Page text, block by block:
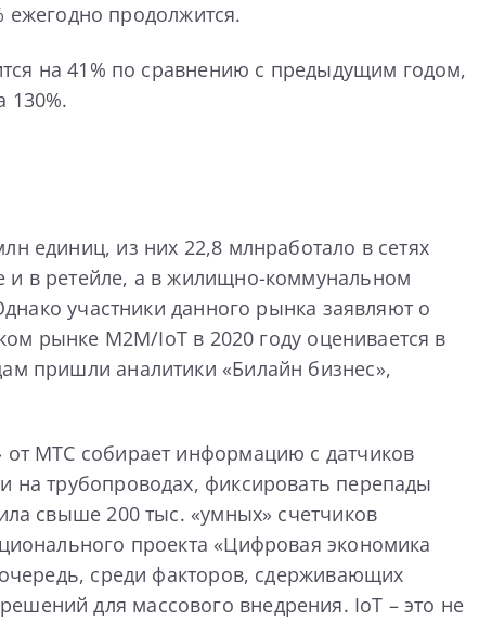
ежегодно продолжится.
на 41% по сравнению с предыдущим годом,
130%.
единиц, из них 22,8 млнработало в сетях
и в ретейле, а в жилищно-коммунальном
участники данного рынка заявляют о
рынке M2M/IoT в 2020 году оценивается в
пришли аналитики «Билайн бизнес»,
от МТС собирает информацию с датчиков
на трубопроводах, фиксировать перепады
свыше 200 тыс. «умных» счетчиков
проекта «Цифровая экономика
среди факторов, сдерживающих
для массового внедрения. IoT – это не